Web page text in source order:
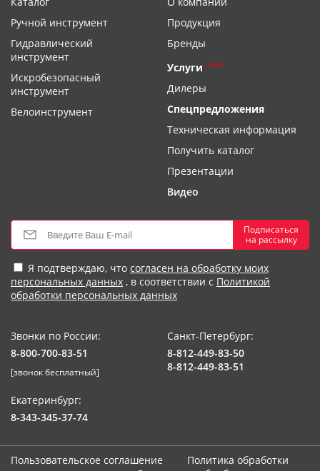
Ручной инструмент
Гидравлический
инструмент
Искробезопасный
инструмент
Велоинструмент
Продукция
Бренды
Услуги new
Дилеры
Спецпредложения
Техническая информация
Получить каталог
Презентации
Видео
Подписаться
на рассылку
Я подтверждаю, что согласен на обработку моих
персональных данных , в соответствии с Политикой
обработки персональных данных
Звонки по России:
8-800-700-83-51
[звонок бесплатный]
Санкт-Петербург:
8-812-449-83-50
8-812-449-83-51
Екатеринбург:
8-343-345-37-74
Пользовательское соглашение
Политика обработки